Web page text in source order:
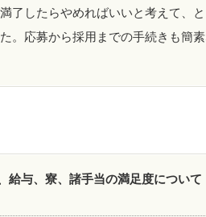
了したらやめればいいと考えて、
。応募から採用までの手続きも簡
給与、寮、諸手当の満足度について